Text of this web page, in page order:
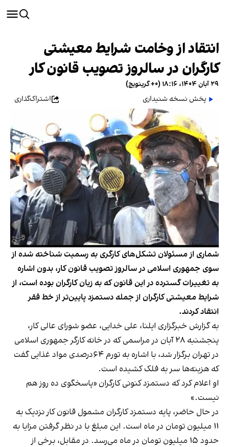
انتقاد از وخامت شرایط معیشتی
کارگران در سالروز تصویب قانون کار
۲۹ آبان ۱۴۰۴، ۱۸:۱۶ (‎+۰ گرینویچ)
پخش نسخه شنیداری
اشتراک‌گذاری
شماری از مسئولان تشکل‌های کارگری به رسمیت شناخته شده از
سوی جمهوری اسلامی در سالروز تصویب قانون کار، بدون اشاره
به تغییرات گسترده در این قانون که به زیان کارگران بوده است، از
شرایط معیشتی کارگران از جمله دستمزد پایین‌تر از خط فقر
انتقاد کردند.
به گزارش خبرگزاری ایلنا، علی خدایی، عضو شورای عالی کار،‌
پنجشنبه ۲۸ آبان در مراسمی که در خانه کارگر جمهوری اسلامی
در تهران برگزار شد، با اشاره به تورم ۶۴درصدی مواد غذایی گفت
که هزینه‌ها سر به فلک کشیده است.
او اعلام کرد که دستمزد کنونی کارگران «پاسخگوی ده روز هم
نیست.»
در حال حاضر، پایه دستمزد کارگران مشمول قانون کار نزدیک به
۱۱ میلیون تومان در ماه است. این مبلغ با در نظر گرفتن مزایا به
حدود ۱۵ میلیون تومان در ماه می‌رسد. در مقابل، برخی از